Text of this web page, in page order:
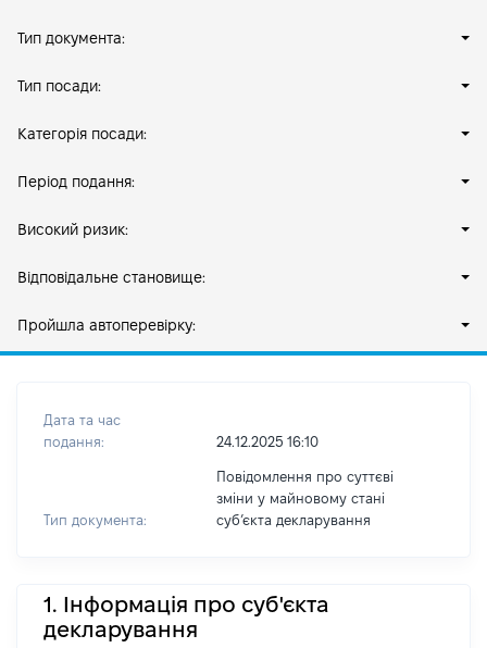
Тип документа:
Тип посади:
Категорія посади:
Період подання:
Високий ризик:
Відповідальне становище:
Пройшла автоперевірку:
Дата та час
подання:
24.12.2025 16:10
Тип документа:
Повідомлення про суттєві
зміни у майновому стані
субʼєкта декларування
1. Інформація про суб'єкта
декларування